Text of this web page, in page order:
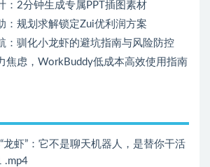
：2分钟生成专属PPT插图素材
：规划求解锁定Zui优利润方案
：驯化小龙虾的避坑指南与风险防控
焦虑，WorkBuddy低成本高效使用指南
龙虾”：它不是聊天机器人，是替你干活
.mp4